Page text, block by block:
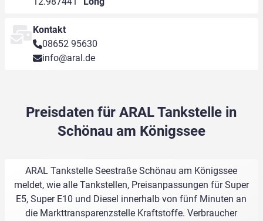
Kontakt
08652 95630
info@aral.de
Preisdaten für ARAL Tankstelle in
Schönau am Königssee
ARAL Tankstelle Seestraße Schönau am Königssee
meldet, wie alle Tankstellen, Preisanpassungen für Super
E5, Super E10 und Diesel innerhalb von fünf Minuten an
die Markttransparenzstelle Kraftstoffe. Verbraucher